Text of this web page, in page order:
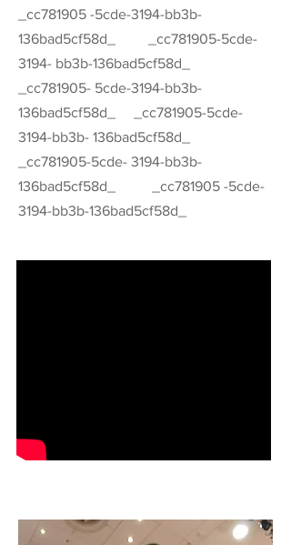
_cc781905 -5cde-3194-bb3b-
136bad5cf58d_ _cc781905-5cde-
3194- bb3b-136bad5cf58d_
_cc781905- 5cde-3194-bb3b-
136bad5cf58d_ _cc781905-5cde-
3194-bb3b- 136bad5cf58d_
_cc781905-5cde- 3194-bb3b-
136bad5cf58d_ _cc781905 -5cde-
3194-bb3b-136bad5cf58d_